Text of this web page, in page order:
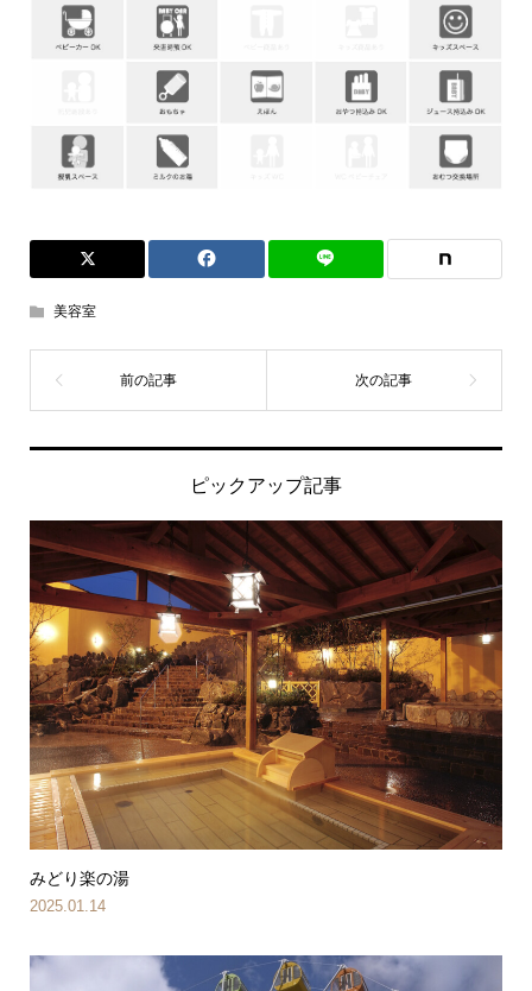
美容室
ピックアップ記事
みどり楽の湯
2025.01.14